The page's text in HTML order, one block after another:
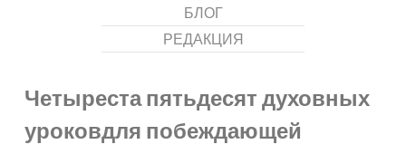
БЛОГ
РЕДАКЦИЯ
Четыреста пятьдесят духовных
уроковдля побеждающей